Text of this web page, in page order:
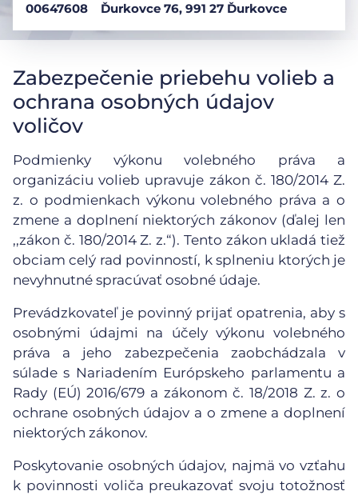
00647608
Ďurkovce 76, 991 27 Ďurkovce
Zabezpečenie priebehu volieb a
ochrana osobných údajov
voličov
Podmienky výkonu volebného práva a
organizáciu volieb upravuje zákon č. 180/2014 Z.
z. o podmienkach výkonu volebného práva a o
zmene a doplnení niektorých zákonov (ďalej len
,,zákon č. 180/2014 Z. z.“). Tento zákon ukladá tiež
obciam celý rad povinností, k splneniu ktorých je
nevyhnutné spracúvať osobné údaje.
Prevádzkovateľ je povinný prijať opatrenia, aby s
osobnými údajmi na účely výkonu volebného
práva a jeho zabezpečenia zaobchádzala v
súlade s Nariadením Európskeho parlamentu a
Rady (EÚ) 2016/679 a zákonom č. 18/2018 Z. z. o
ochrane osobných údajov a o zmene a doplnení
niektorých zákonov.
Poskytovanie osobných údajov, najmä vo vzťahu
k povinnosti voliča preukazovať svoju totožnosť